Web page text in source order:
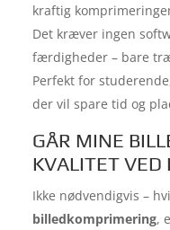
kraftig
Det kræver ingen
færdigheder – bare
Perfekt for
der vil spare tid og
GÅR MINE
KVALITET VED
Ikke nødvendigvis –
billedkomprimering,